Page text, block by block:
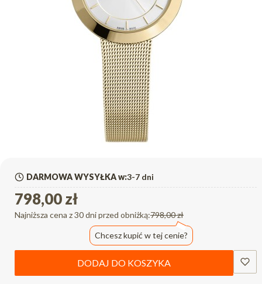
DARMOWA WYSYŁKA w:3-7 dni
798,00 zł
Najniższa cena z 30 dni przed obniżką:798,00 zł
Chcesz kupić w tej cenie?
DODAJ DO KOSZYKA